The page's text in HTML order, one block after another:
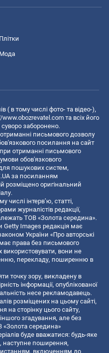
Плітки
Мода
( в тому числі фото- та відео-),
www.obozrevatel.com та всіх його
заборонено.
письмового дозволу
посилання на сайт
отриманні письмового
обов'язкового
пошукових систем,
за посиланням
розміщено оригінальний
числі інтерв’ю, статті,
журналістів редакції,
ТОВ «Золота середина».
Getty Images редакція має
України «Про авторські
права без письмового
використовувати, вони не
перекладу, поширенню в
точку зору, викладену в
інформації, опублікованої
несе рекламодавець.
розміщених на цьому сайті,
на сторінку цього сайту,
згадування, але без
«Золота середина»
буде вважатися: будь-яке
наступне поширення,
включенням до